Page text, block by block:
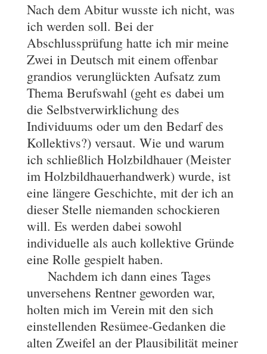
Nach dem Abitur wusste ich nicht, was
ich werden soll. Bei der
Abschlussprüfung hatte ich mir meine
Zwei in Deutsch mit einem offenbar
grandios verunglückten Aufsatz zum
Thema Berufswahl (geht es dabei um
die Selbstverwirklichung des
Individuums oder um den Bedarf des
Kollektivs?) versaut. Wie und warum
ich schließlich Holzbildhauer (Meister
im Holzbildhauerhandwerk) wurde, ist
eine längere Geschichte, mit der ich an
dieser Stelle niemanden schockieren
will. Es werden dabei sowohl
individuelle als auch kollektive Gründe
eine Rolle gespielt haben.
Nachdem ich dann eines Tages
unversehens Rentner geworden war,
holten mich im Verein mit den sich
einstellenden Resümee-Gedanken die
alten Zweifel an der Plausibilität meiner